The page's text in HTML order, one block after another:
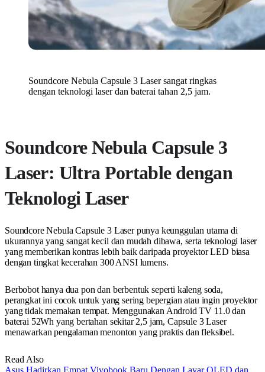
Soundcore Nebula Capsule 3 Laser sangat ringkas
dengan teknologi laser dan baterai tahan 2,5 jam.
Soundcore Nebula Capsule 3
Laser: Ultra Portable dengan
Teknologi Laser
Soundcore Nebula Capsule 3 Laser punya keunggulan utama di
ukurannya yang sangat kecil dan mudah dibawa, serta teknologi laser
yang memberikan kontras lebih baik daripada proyektor LED biasa
dengan tingkat kecerahan 300 ANSI lumens.
Berbobot hanya dua pon dan berbentuk seperti kaleng soda,
perangkat ini cocok untuk yang sering bepergian atau ingin proyektor
yang tidak memakan tempat. Menggunakan Android TV 11.0 dan
baterai 52Wh yang bertahan sekitar 2,5 jam, Capsule 3 Laser
menawarkan pengalaman menonton yang praktis dan fleksibel.
Read Also